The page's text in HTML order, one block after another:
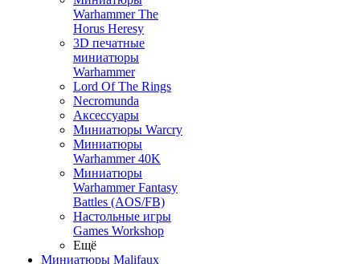
Warhammer The
Horus Heresy
3D печатные
миниатюры
Warhammer
Lord Of The Rings
Necromunda
Аксессуары
Миниатюры Warcry
Миниатюры
Warhammer 40K
Миниатюры
Warhammer Fantasy
Battles (AOS/FB)
Настольные игры
Games Workshop
Ещё
Миниатюры Malifaux